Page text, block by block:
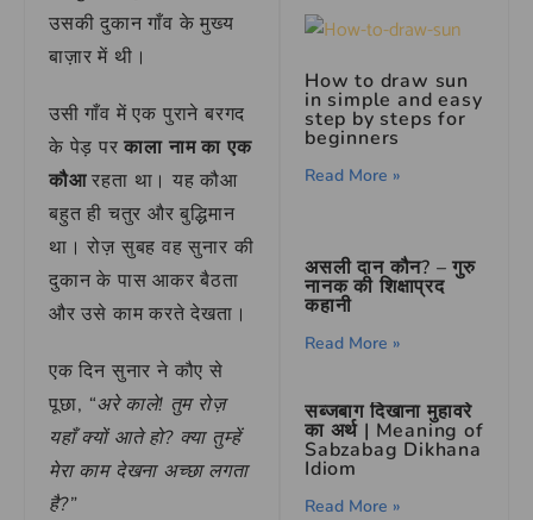
उसकी दुकान गाँव के मुख्य
बाज़ार में थी।
उसी गाँव में एक पुराने बरगद
के पेड़ परकाला नाम का एक
कौआरहता था। यह कौआ
बहुत ही चतुर और बुद्धिमान
था। रोज़ सुबह वह सुनार की
दुकान के पास आकर बैठता
और उसे काम करते देखता।
एक दिन सुनार ने कौए से
पूछा, “अरे काले! तुम रोज़
यहाँ क्यों आते हो? क्या तुम्हें
मेरा काम देखना अच्छा लगता
है?”
How to draw sun
in simple and easy
step by steps for
beginners
Read More »
असली दान कौन? – गुरु
नानक की शिक्षाप्रद
कहानी
Read More »
सब्जबाग दिखाना मुहावरे
का अर्थ | Meaning of
Sabzabag Dikhana
Idiom
Read More »